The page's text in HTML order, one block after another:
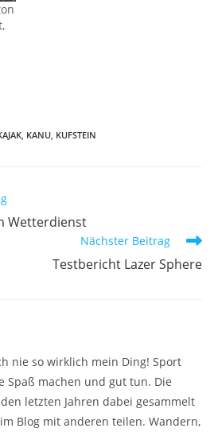
KANU KUFSTEIN
Wetterdienst
Nächster Beitrag
Testbericht Lazer Sphere
nie so wirklich mein Ding! Sport
Spaß machen und gut tun. Die
letzten Jahren dabei gesammelt
Blog mit anderen teilen. Wandern,